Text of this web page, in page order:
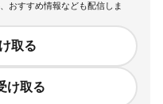
おすすめ情報なども配信しま
取る
け取る